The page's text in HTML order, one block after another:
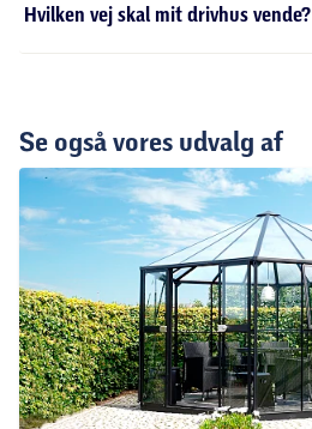
Hvilken vej skal mit drivhus vende?
Se også vores udvalg af